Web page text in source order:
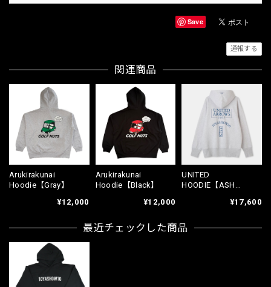
Save
通報する
関連商品
Arukirakunai
Hoodie【Gray】
¥12,000
Arukirakunai
Hoodie【Black】
¥12,000
UNITED
HOODIE【ASH
¥17,600
最近チェックした商品